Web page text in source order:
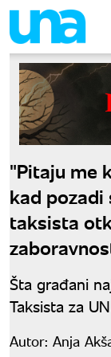
"Pitaju me
kad pozadi
taksista
Šta građani
Taksista za
Autor: Anja